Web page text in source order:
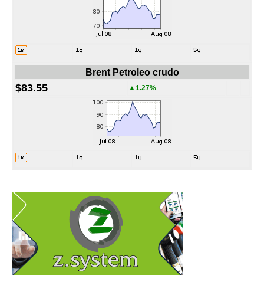
Brent Petroleo crudo
$83.55 ▲1.27%